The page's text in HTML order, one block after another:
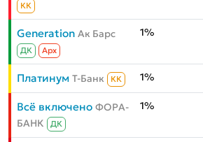
КК
Generation Ак Барс
ДК Aрх
1%
Платинум Т-Банк КК 1%
Всё включено ФОРА-
БАНК
ДК
1%